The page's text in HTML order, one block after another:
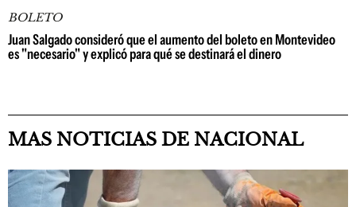
BOLETO
Juan Salgado consideró que el aumento del boleto en Montevideo
es "necesario" y explicó para qué se destinará el dinero
MAS NOTICIAS DE NACIONAL